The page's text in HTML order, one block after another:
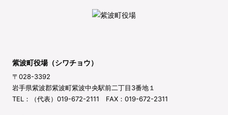
紫波町役場（シワチョウ）
〒028-3392
岩手県紫波郡紫波町紫波中央駅前二丁目3番地１
TEL：（代表）019-672-2111 FAX：019-672-2311